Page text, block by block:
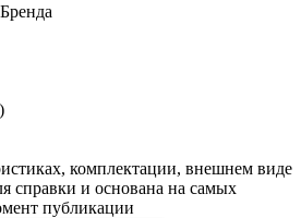
комплектации, внешнем виде
справки и основана на самых
публикации